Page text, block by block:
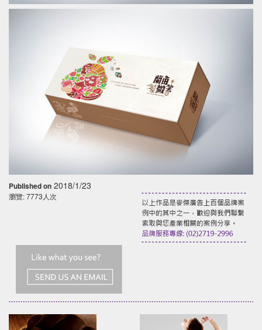
Published on 2018/1/23
瀏覽: 7773人次